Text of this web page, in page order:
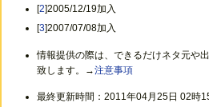
[2]2005/12/19加入
[3]2007/07/08加入
情報提供の際は、できるだけネタ元や
致します。→注意事項
最終更新時間：2011年04月25日 02時